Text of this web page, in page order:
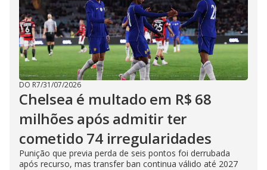
DO R7/31/07/2026
Chelsea é multado em R$ 68
milhões após admitir ter
cometido 74 irregularidades
Punição que previa perda de seis pontos foi derrubada
após recurso, mas transfer ban continua válido até 2027